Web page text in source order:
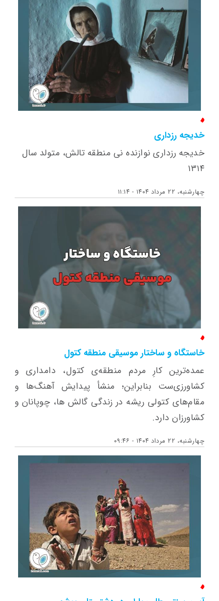
خدیجه رزداری
خدیجه رزداری نوازنده نی منطقه تالش، متولد سال
۱۳۱۴
چهارشنبه، ۲۲ مرداد ۱۴۰۴ - ۱۱:۱۴
خاستگاه و ساختار موسیقی منطقه کتول
عمده‌ترين كارِ مردم منطقه‌ی کتول، دامداری و
كشاورزی‌ست بنابراين؛ منشأ پيدايش آهنگ‌ها و
مقام‌های كتولی ريشه در زندگی گالش ها، چوپانان و
كشاورزان دارد.
چهارشنبه، ۲۲ مرداد ۱۴۰۴ - ۰۹:۴۶